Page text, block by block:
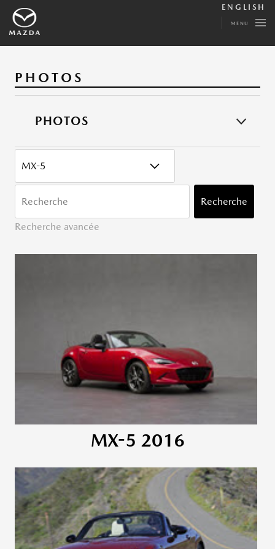
ENGLISH
MENU
PHOTOS
PHOTOS
CATÉGORY
Recherche
Recherche avancée
MX-5 2016